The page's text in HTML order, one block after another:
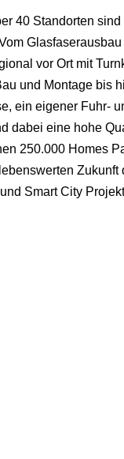
40 Standorten
vor Ort mit
und Montage bis
ein eigener Fuhr-
dabei eine hohe
250.000 Homes
Zukunft
Smart City